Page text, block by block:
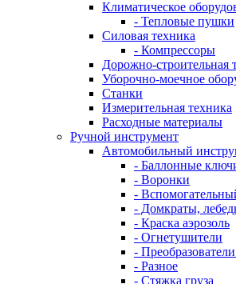
Климатическое
- Тепловые пушки
Силовая техника
- Компрессоры
Дорожно-строительная
Уборочно-моечное
Станки
Измерительная техника
Расходные материалы
Ручной инструмент
Автомобильный
- Баллонные
- Воронки
-
- Домкраты,
- Краска аэрозоль
- Огнетушители
-
- Разное
- Стяжка груза